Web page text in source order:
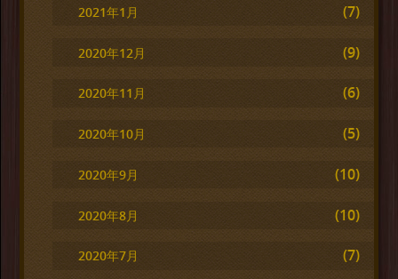
2021年1月 (7)
2020年12月 (9)
2020年11月 (6)
2020年10月 (5)
2020年9月 (10)
2020年8月 (10)
2020年7月 (7)